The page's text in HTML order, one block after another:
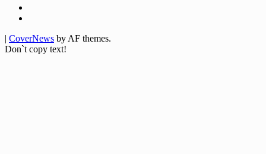
| CoverNews by AF themes.
Don`t copy text!